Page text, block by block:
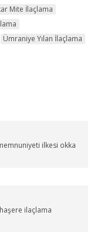
Mite İlaçlama
Ümraniye Yılan İlaçlama
ilkesi okka
ilaçlama